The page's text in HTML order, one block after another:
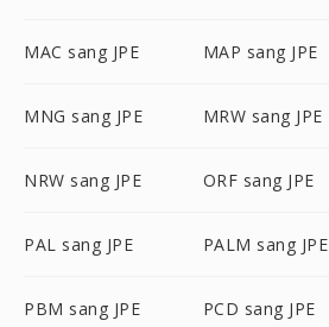
MAC sang JPE MAP sang JPE
MNG sang JPE MRW sang JPE
NRW sang JPE ORF sang JPE
PAL sang JPE PALM sang JPE
PBM sang JPE PCD sang JPE